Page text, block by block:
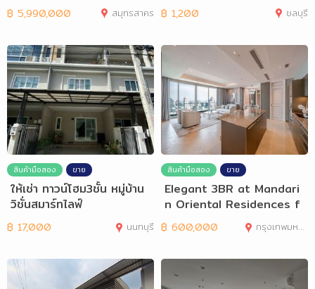
฿ 5,990,000 สมุทรสาคร ฿ 1,200 ชลบุรี
สินค้ามือสอง ขาย
ให้เช่า ทาวน์โฮม3ชั้น หมู่บ้าน
วิชั่นสมาร์ทไลฟ์
฿ 17,000 นนทบุรี
สินค้ามือสอง ขาย
Elegant 3BR at Mandari
n Oriental Residences f
or Rent or Buy
฿ 600,000 กรุงเทพมหานคร